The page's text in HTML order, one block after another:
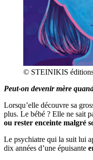
© STEINIKIS
Peut-on devenir mère
Lorsqu’elle découvre sa
plus. Le bébé ? Elle ne sait
ou rester enceinte malgré
Le psychiatre qui la suit lui
dix années d’une épuisante